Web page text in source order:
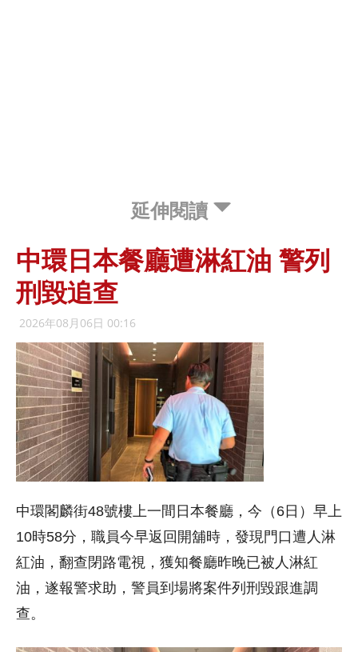
延伸閱讀
中環日本餐廳遭淋紅油 警列
刑毀追查
2026年08月06日 00:16
中環閣麟街48號樓上一間日本餐廳，今（6日）早上
10時58分，職員今早返回開舖時，發現門口遭人淋
紅油，翻查閉路電視，獲知餐廳昨晚已被人淋紅
油，遂報警求助，警員到場將案件列刑毀跟進調
查。